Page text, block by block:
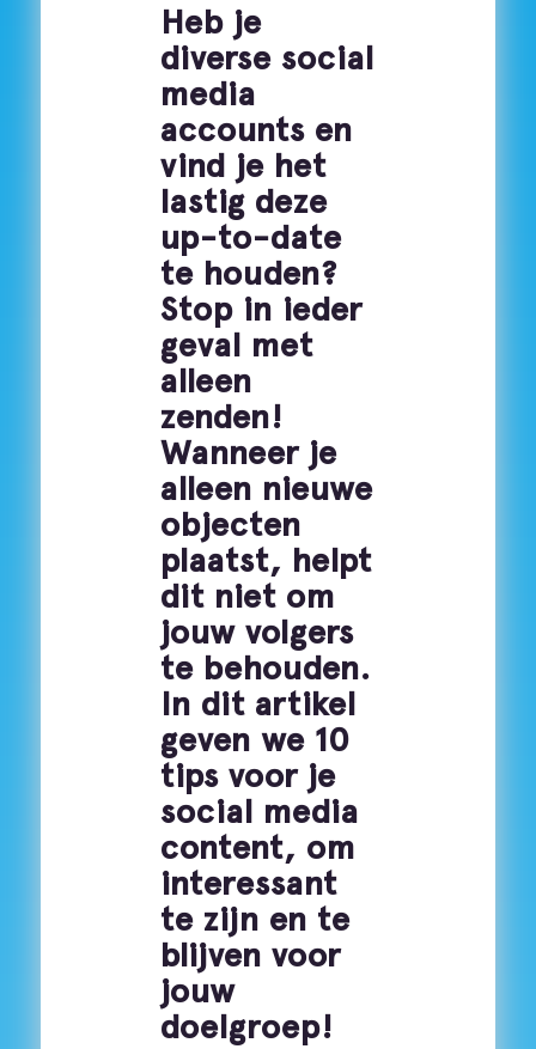
Heb je
diverse social
media
accounts en
vind je het
lastig deze
up-to-date
te houden?
Stop in ieder
geval met
alleen
zenden!
Wanneer je
alleen nieuwe
objecten
plaatst, helpt
dit niet om
jouw volgers
te behouden.
In dit artikel
geven we 10
tips voor je
social media
content, om
interessant
te zijn en te
blijven voor
jouw
doelgroep!